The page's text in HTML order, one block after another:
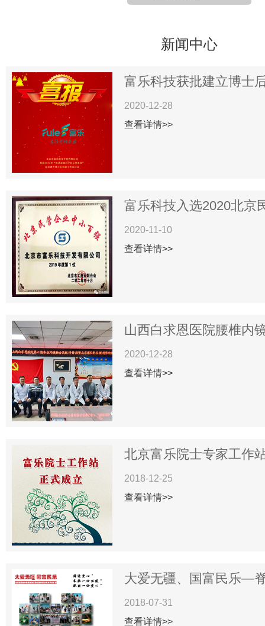
新闻中心
富乐科技获批建立博士
2020-12-28
查看详情>>
富乐科技入选2020北京
2020-11-10
查看详情>>
山西白求恩医院腰椎内
2020-12-28
查看详情>>
北京富乐院士专家工作
2018-12-25
查看详情>>
大爱无疆、国富民乐—
2018-07-31
查看详情>>